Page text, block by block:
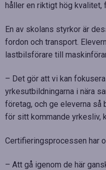
håller en riktigt hög kvalitet,
En av skolans styrkor är
fordon och transport.
lastbilsförare till
– Det gör att vi kan
yrkesutbildningarna i nära
företag, och ge eleverna så
för sitt kommande yrkesliv,
Certifieringsprocessen har
– Att gå igenom de här